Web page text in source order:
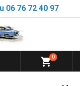
06 76 72 40 97
shopping_cart0